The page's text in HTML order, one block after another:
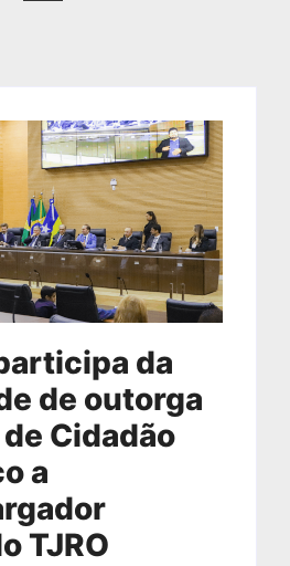
da
de outorga
Cidadão
a
TJRO